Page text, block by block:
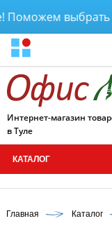
выбрать и
Интернет-магазин
в Туле
КАТАЛОГ
Главная Каталог